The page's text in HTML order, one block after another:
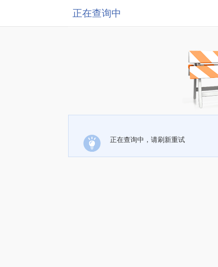
正在查询中
正在查询中，请刷新重试